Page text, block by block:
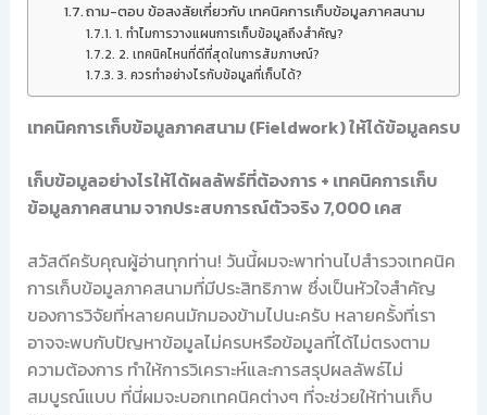
ถาม-ตอบ ข้อสงสัยเกี่ยวกับ เทคนิคการเก็บข้อมูลภาคสนาม
1. ทำไมการวางแผนการเก็บข้อมูลถึงสำคัญ?
2. เทคนิคไหนที่ดีที่สุดในการสัมภาษณ์?
3. ควรทำอย่างไรกับข้อมูลที่เก็บได้?
เทคนิคการเก็บข้อมูลภาคสนาม (Fieldwork) ให้ได้ข้อมูลครบ
เก็บข้อมูลอย่างไรให้ได้ผลลัพธ์ที่ต้องการ + เทคนิคการเก็บ
ข้อมูลภาคสนาม จากประสบการณ์ตัวจริง 7,000 เคส
สวัสดีครับคุณผู้อ่านทุกท่าน! วันนี้ผมจะพาท่านไปสำรวจเทคนิค
การเก็บข้อมูลภาคสนามที่มีประสิทธิภาพ ซึ่งเป็นหัวใจสำคัญ
ของการวิจัยที่หลายคนมักมองข้ามไปนะครับ หลายครั้งที่เรา
อาจจะพบกับปัญหาข้อมูลไม่ครบหรือข้อมูลที่ได้ไม่ตรงตาม
ความต้องการ ทำให้การวิเคราะห์และการสรุปผลลัพธ์ไม่
สมบูรณ์แบบ ที่นี่ผมจะบอกเทคนิคต่างๆ ที่จะช่วยให้ท่านเก็บ